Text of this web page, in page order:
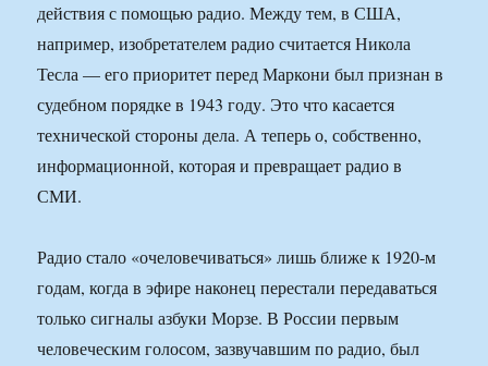
действия с помощью радио. Между тем, в США,
например, изобретателем радио считается Никола
Тесла — его приоритет перед Маркони был признан в
судебном порядке в 1943 году. Это что касается
технической стороны дела. А теперь о, собственно,
информационной, которая и превращает радио в
СМИ.
Радио стало «очеловечиваться» лишь ближе к 1920-м
годам, когда в эфире наконец перестали передаваться
только сигналы азбуки Морзе. В России первым
человеческим голосом, зазвучавшим по радио, был